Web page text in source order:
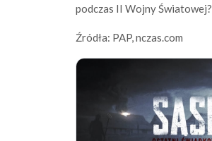
podczas II Wojny Światowej?
Źródła: PAP, nczas.com